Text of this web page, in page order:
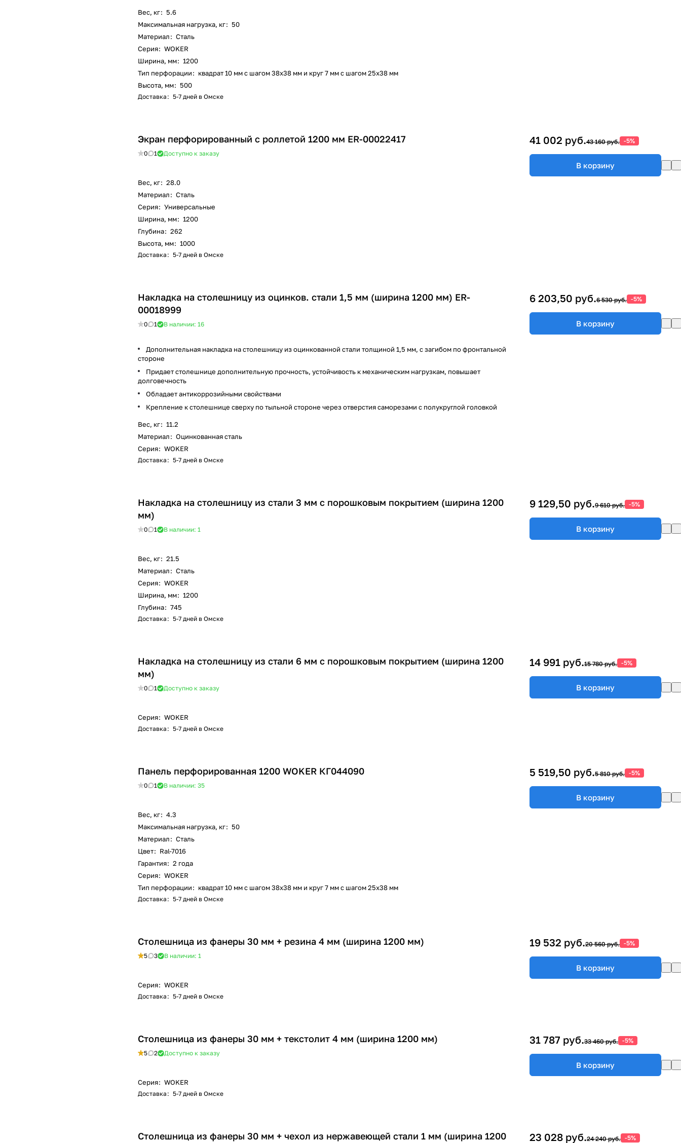
Вес, кг: 5.6
Максимальная нагрузка, кг: 50
Материал: Сталь
Серия: WOKER
Ширина, мм: 1200
Тип перфорации: квадрат 10 мм c шагом 38х38 мм и круг 7 мм с шагом 25х38 мм
Высота, мм: 500
Доставка : 5-7 дней в Омске
Экран перфорированный с роллетой 1200 мм ER-00022417
0 1 Доступно к заказу
Вес, кг: 28.0
Материал: Сталь
Серия: Универсальные
Ширина, мм: 1200
Глубина: 262
Высота, мм: 1000
Доставка : 5-7 дней в Омске
41 002 руб.43 160 руб. -5%
В корзину
Накладка на столешницу из оцинков. стали 1,5 мм (ширина 1200 мм) ER-
00018999
0 1 В наличии: 16
Дополнительная накладка на столешницу из оцинкованной стали толщиной 1,5 мм, с загибом по фронтальной
стороне
Придает столешнице дополнительную прочность, устойчивость к механическим нагрузкам, повышает
долговечность
Обладает антикоррозийными свойствами
Крепление к столешнице сверху по тыльной стороне через отверстия саморезами с полукруглой головкой
Вес, кг: 11.2
Материал: Оцинкованная сталь
Серия: WOKER
Доставка : 5-7 дней в Омске
6 203,50 руб.6 530 руб. -5%
В корзину
Накладка на столешницу из стали 3 мм с порошковым покрытием (ширина 1200
мм)
0 1 В наличии: 1
Вес, кг: 21.5
Материал: Сталь
Серия: WOKER
Ширина, мм: 1200
Глубина: 745
Доставка : 5-7 дней в Омске
9 129,50 руб.9 610 руб. -5%
В корзину
Накладка на столешницу из стали 6 мм с порошковым покрытием (ширина 1200
мм)
0 1 Доступно к заказу
Серия: WOKER
Доставка : 5-7 дней в Омске
14 991 руб.15 780 руб. -5%
В корзину
Панель перфорированная 1200 WOKER КГ044090
0 1 В наличии: 35
Вес, кг: 4.3
Максимальная нагрузка, кг: 50
Материал: Сталь
Цвет: Ral-7016
Гарантия: 2 года
Серия: WOKER
Тип перфорации: квадрат 10 мм c шагом 38х38 мм и круг 7 мм с шагом 25х38 мм
Доставка : 5-7 дней в Омске
5 519,50 руб.5 810 руб. -5%
В корзину
Столешница из фанеры 30 мм + резина 4 мм (ширина 1200 мм)
5 3 В наличии: 1
Серия: WOKER
Доставка : 5-7 дней в Омске
19 532 руб.20 560 руб. -5%
В корзину
Столешница из фанеры 30 мм + текстолит 4 мм (ширина 1200 мм)
5 2 Доступно к заказу
Серия: WOKER
Доставка : 5-7 дней в Омске
31 787 руб.33 460 руб. -5%
В корзину
Столешница из фанеры 30 мм + чехол из нержавеющей стали 1 мм (ширина 1200 23 028 руб.24 240 руб. -5%